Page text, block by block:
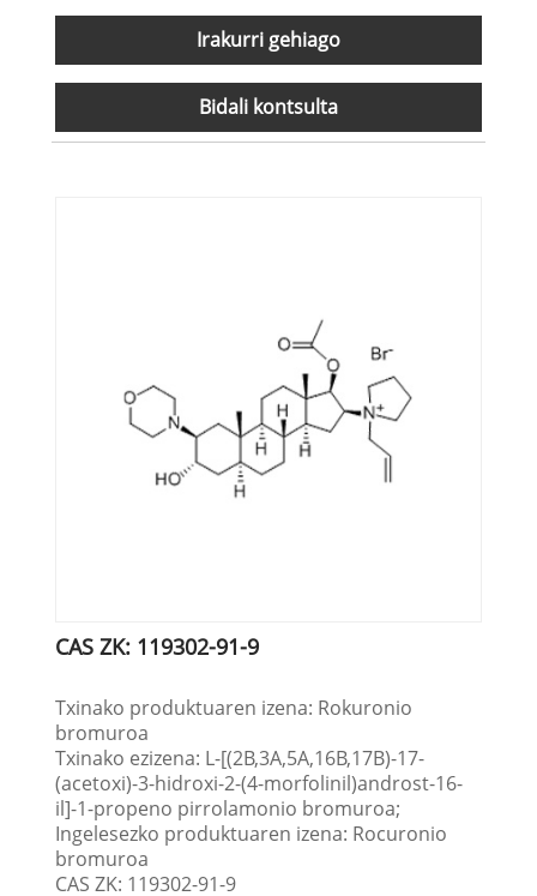
Irakurri gehiago
Bidali kontsulta
CAS ZK: 119302-91-9
Txinako produktuaren izena: Rokuronio
bromuroa
Txinako ezizena: L-[(2Β,3Α,5Α,16Β,17Β)-17-
(acetoxi)-3-hidroxi-2-(4-morfolinil)androst-16-
il]-1-propeno pirrolamonio bromuroa;
Ingelesezko produktuaren izena: Rocuronio
bromuroa
CAS ZK: 119302-91-9